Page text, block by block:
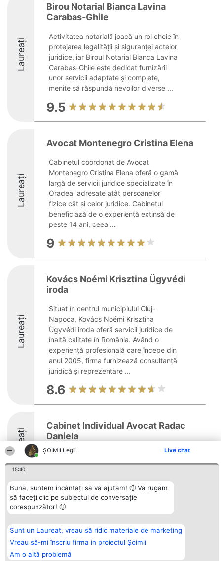
ȘOIMII Legii Live chat
15:40
Bună, suntem încântați să vă ajutăm! 🙂 Vă rugăm
să faceți clic pe subiectul de conversație
corespunzător! 🙂
Sunt un Laureat, vreau să ridic materiale de marketing
Vreau să-mi înscriu firma in proiectul Șoimii
Am o altă problemă
Laureați
Birou Notarial Bianca Lavina
Carabas-Ghile
Activitatea notarială joacă un rol cheie în
protejarea legalității și siguranței actelor
juridice, iar Biroul Notarial Bianca Lavina
Carabas-Ghile este dedicat furnizării
unor servicii adaptate și complete,
menite să răspundă nevoilor diverse ...
9.5
Laureați
Avocat Montenegro Cristina Elena
Cabinetul coordonat de Avocat
Montenegro Cristina Elena oferă o gamă
largă de servicii juridice specializate în
Oradea, adresate atât persoanelor
fizice cât și celor juridice. Cabinetul
beneficiază de o experiență extinsă de
peste 14 ani, ceea ...
9
Laureați
Kovács Noémi Krisztina Ügyvédi
iroda
Situat în centrul municipiului Cluj-
Napoca, Kovács Noémi Krisztina
Ügyvédi iroda oferă servicii juridice de
înaltă calitate în România. Având o
experiență profesională care începe din
anul 2005, firma furnizează consultanță
juridică și reprezentare ...
8.6
Laureați
Cabinet Individual Avocat Radac
Daniela
Organizator Ranking
BRIGHT SOLUTIONS BR SRL
Sc. A Et. 4 Ap. 13 Cod 061952
București
CUI 36737675
tel: +40 770 990 492
Plebiscyt
Laureaților
Reguli
Politica de